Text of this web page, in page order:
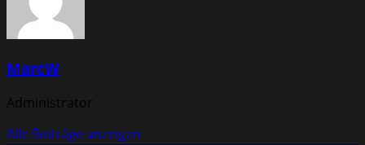
MarcW
Administrator
Alle Beiträge anzeigen